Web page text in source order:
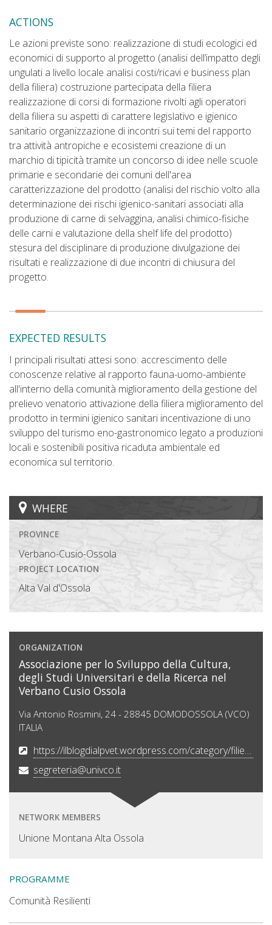
ACTIONS
Le azioni previste sono: realizzazione di studi ecologici ed
economici di supporto al progetto (analisi dell’impatto degli
ungulati a livello locale analisi costi/ricavi e business plan
della filiera) costruzione partecipata della filiera
realizzazione di corsi di formazione rivolti agli operatori
della filiera su aspetti di carattere legislativo e igienico
sanitario organizzazione di incontri sui temi del rapporto
tra attività antropiche e ecosistemi creazione di un
marchio di tipicità tramite un concorso di idee nelle scuole
primarie e secondarie dei comuni dell'area
caratterizzazione del prodotto (analisi del rischio volto alla
determinazione dei rischi igienico-sanitari associati alla
produzione di carne di selvaggina, analisi chimico-fisiche
delle carni e valutazione della shelf life del prodotto)
stesura del disciplinare di produzione divulgazione dei
risultati e realizzazione di due incontri di chiusura del
progetto.
EXPECTED RESULTS
I principali risultati attesi sono: accrescimento delle
conoscenze relative al rapporto fauna-uomo-ambiente
all'interno della comunità miglioramento della gestione del
prelievo venatorio attivazione della filiera miglioramento del
prodotto in termini igienico sanitari incentivazione di uno
sviluppo del turismo eno-gastronomico legato a produzioni
locali e sostenibili positiva ricaduta ambientale ed
economica sul territorio.
WHERE
PROVINCE
Verbano-Cusio-Ossola
PROJECT LOCATION
Alta Val d'Ossola
ORGANIZATION
Associazione per lo Sviluppo della Cultura,
degli Studi Universitari e della Ricerca nel
Verbano Cusio Ossola
Via Antonio Rosmini, 24 - 28845 DOMODOSSOLA (VCO)
ITALIA
https://ilblogdialpvet.wordpress.com/category/filiera-eco-alimentare/
segreteria@univco.it
NETWORK MEMBERS
Unione Montana Alta Ossola
PROGRAMME
Comunità Resilienti